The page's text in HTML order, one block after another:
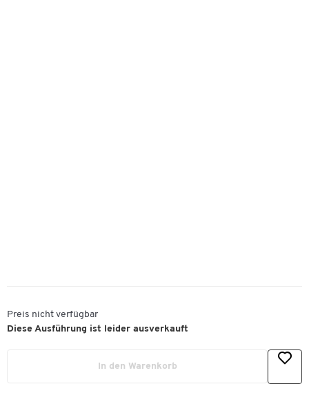
Preis nicht verfügbar
Diese Ausführung ist leider ausverkauft
In den Warenkorb